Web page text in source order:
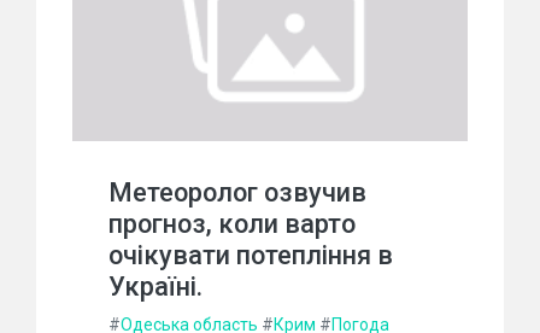
Метеоролог озвучив
прогноз, коли варто
очікувати потепління в
Україні.
#Одеська область #Крим #Погода